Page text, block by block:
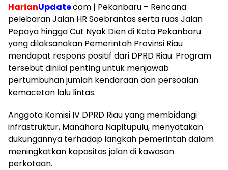
HarianUpdate.com | Pekanbaru – Rencana
pelebaran Jalan HR Soebrantas serta ruas Jalan
Pepaya hingga Cut Nyak Dien di Kota Pekanbaru
yang dilaksanakan Pemerintah Provinsi Riau
mendapat respons positif dari DPRD Riau. Program
tersebut dinilai penting untuk menjawab
pertumbuhan jumlah kendaraan dan persoalan
kemacetan lalu lintas.
Anggota Komisi IV DPRD Riau yang membidangi
infrastruktur, Manahara Napitupulu, menyatakan
dukungannya terhadap langkah pemerintah dalam
meningkatkan kapasitas jalan di kawasan
perkotaan.